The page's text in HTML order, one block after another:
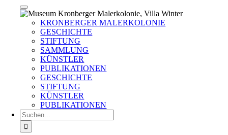
KRONBERGER MALERKOLONIE
GESCHICHTE
STIFTUNG
SAMMLUNG
KÜNSTLER
PUBLIKATIONEN
GESCHICHTE
STIFTUNG
KÜNSTLER
PUBLIKATIONEN
Suche
nach: